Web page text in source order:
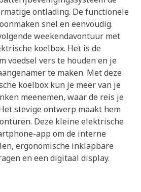
ontlading. De functionele
snel en eenvoudig.
weekendavontuur met
koelbox. Het is de
voedsel vers te houden en je
te maken. Met deze
koelbox kun je meer van je
meenemen, waar de reis je
stevige ontwerp maakt hem
Deze kleine elektrische
app om de interne
ergonomische inklapbare
en een digitaal display.